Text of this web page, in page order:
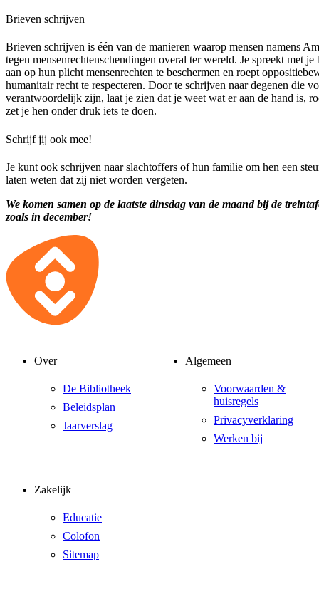
Brieven schrijven
Brieven schrijven is één van de manieren waarop mensen namens
tegen mensenrechtenschendingen overal ter wereld. Je spreekt met
aan op hun plicht mensenrechten te beschermen en roept
humanitair recht te respecteren. Door te schrijven naar degenen die
verantwoordelijk zijn, laat je zien dat je weet wat er aan de hand is,
zet je hen onder druk iets te doen.
Schrijf jij ook mee!
Je kunt ook schrijven naar slachtoffers of hun familie om hen een
laten weten dat zij niet worden vergeten.
We komen samen op de laatste dinsdag van de maand bij de
zoals in december!
Over
De Bibliotheek
Beleidsplan
Jaarverslag
Algemeen
Voorwaarden &
huisregels
Privacyverklaring
Werken bij
Zakelijk
Educatie
Colofon
Sitemap